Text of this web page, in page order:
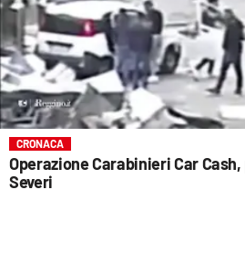
CRONACA
Operazione Carabinieri Car
Severi